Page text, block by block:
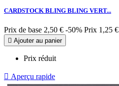
CARDSTOCK BLING BLING VERT...
Prix de base 2,50 € -50% Prix 1,25 €
 Ajouter au panier
Prix réduit
 Aperçu rapide